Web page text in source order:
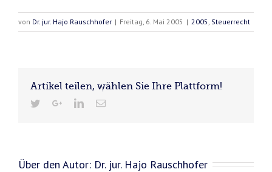
von Dr. jur. Hajo Rauschhofer | Freitag, 6. Mai 2005 | 2005 Steuerrecht
Artikel teilen, wählen Sie Ihre Plattform!
Über den Autor: Dr. jur. Hajo Rauschhofer